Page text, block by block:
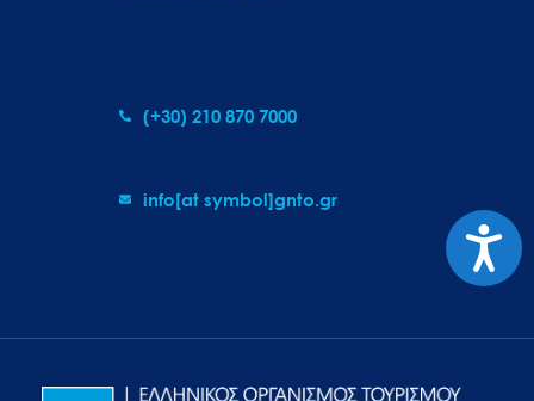
(+30) 210 870 7000
info[at symbol]gnto.gr